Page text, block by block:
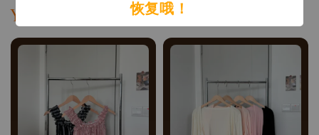
恢复哦！
You may also like